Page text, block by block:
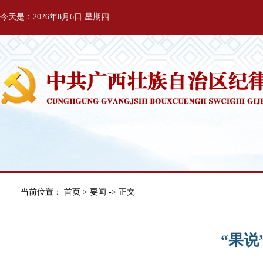
今天是：2026年8月6日 星期四
当前位置： 首页 > 要闻 -> 正文
“果